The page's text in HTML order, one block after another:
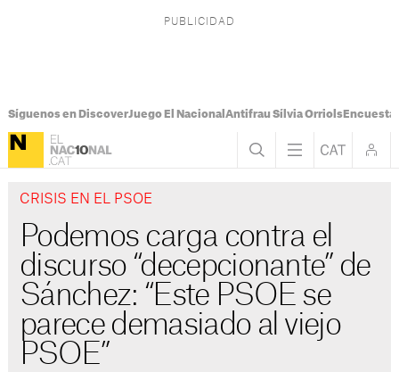
Síguenos en DiscoverJuego El Nacional Antifrau Sílvia OrriolsEncuesta
CRISIS EN EL PSOE
Podemos carga contra el
discurso “decepcionante” de
Sánchez: “Este PSOE se
parece demasiado al viejo
PSOE”